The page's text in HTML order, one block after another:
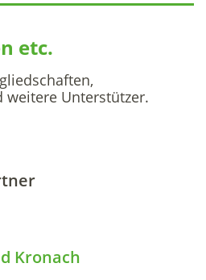
etc.
Unterstützer.
Kronach